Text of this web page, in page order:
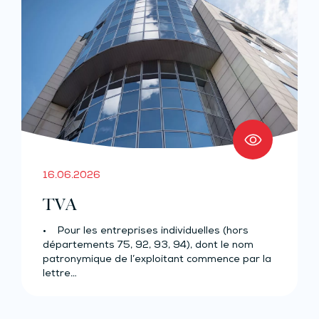
16.06.2026
TVA
• Pour les entreprises individuelles (hors
départements 75, 92, 93, 94), dont le nom
patronymique de l’exploitant commence par la
lettre…